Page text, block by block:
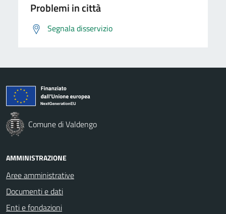
Problemi in città
Segnala disservizio
Comune di Valdengo
AMMINISTRAZIONE
Aree amministrative
Documenti e dati
Enti e fondazioni